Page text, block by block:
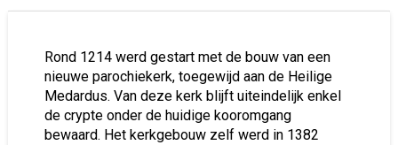
Rond 1214 werd gestart met de bouw van een
nieuwe parochiekerk, toegewijd aan de Heilige
Medardus. Van deze kerk blijft uiteindelijk enkel
de crypte onder de huidige kooromgang
bewaard. Het kerkgebouw zelf werd in 1382